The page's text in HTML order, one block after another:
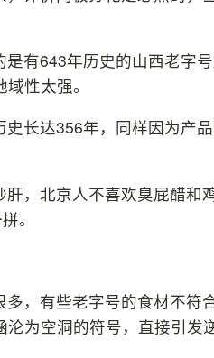
有643年历史的山西老字
性太强。
长达356年，同样因为产
，北京人不喜欢臭屁醋和
。
，有些老字号的食材不符
为空洞的符号，直接引发